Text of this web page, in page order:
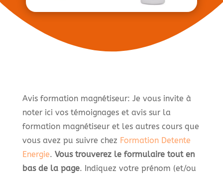
Avis formation magnétiseur: Je vous invite à
noter ici vos témoignages et avis sur la
formation magnétiseur et les autres cours que
vous avez pu suivre chez Formation Detente
Energie. Vous trouverez le formulaire tout en
bas de la page. Indiquez votre prénom (et/ou